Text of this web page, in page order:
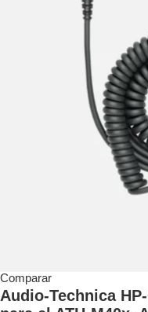
Comparar
Audio-Technica